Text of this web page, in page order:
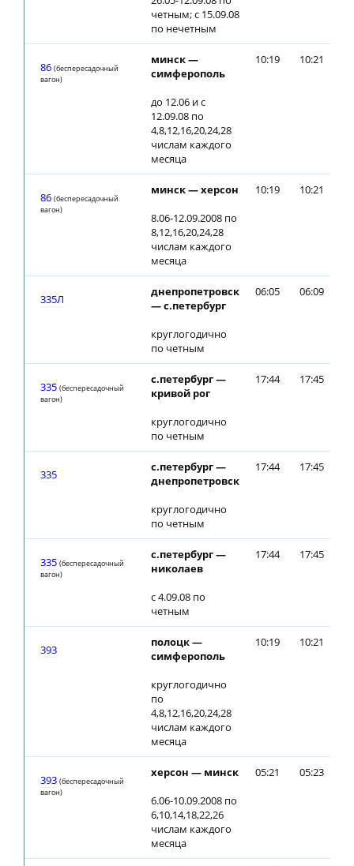
четным; с 15.09.08
по нечетным
86 (беспересадочный
вагон)
минск —
симферополь
до 12.06 и с
12.09.08 по
4,8,12,16,20,24,28
числам каждого
месяца
10:19 10:21
86 (беспересадочный
вагон)
минск — херсон
8.06-12.09.2008 по
8,12,16,20,24,28
числам каждого
месяца
10:19 10:21
335Л
днепропетровск
— с.петербург
круглогодично
по четным
06:05 06:09
335 (беспересадочный
вагон)
с.петербург —
кривой рог
круглогодично
по четным
17:44 17:45
335
с.петербург —
днепропетровск
круглогодично
по четным
17:44 17:45
335 (беспересадочный
вагон)
с.петербург —
николаев
с 4.09.08 по
четным
17:44 17:45
393
полоцк —
симферополь
круглогодично
по
4,8,12,16,20,24,28
числам каждого
месяца
10:19 10:21
393 (беспересадочный
вагон)
херсон — минск
6.06-10.09.2008 по
6,10,14,18,22,26
числам каждого
месяца
05:21 05:23